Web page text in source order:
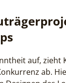
auf, zieht
ab.